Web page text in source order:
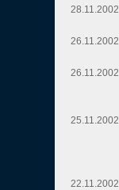
28.11.2002
26.11.2002
26.11.2002
25.11.2002
22.11.2002